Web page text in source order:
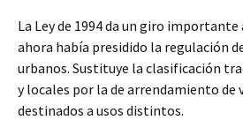
La Ley de 1994 da un giro
ahora había presidido la regulación
urbanos. Sustituye la clasificación
y locales por la de arrendamiento de
destinados a usos distintos.